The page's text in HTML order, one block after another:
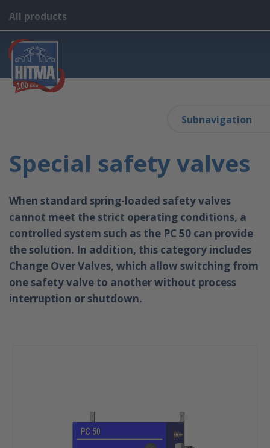
All products
Subnavigation
Special safety valves
When standard spring-loaded safety valves
cannot meet the strict operating conditions, a
controlled system such as the PC 50 can provide
the solution. In addition, this category includes
Change Over Valves, which allow switching from
one safety valve to another without process
interruption or shutdown.